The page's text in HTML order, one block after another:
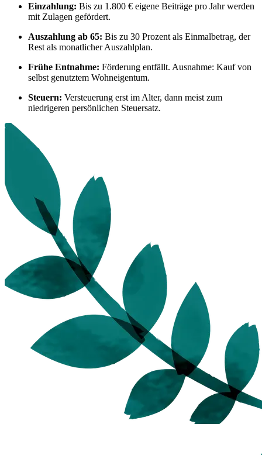
Einzahlung: Bis zu 1.800 € eigene Beiträge pro Jahr werden
mit Zulagen gefördert.
Auszahlung ab 65: Bis zu 30 Prozent als Einmalbetrag, der
Rest als monatlicher Auszahlplan.
Frühe Entnahme: Förderung entfällt. Ausnahme: Kauf von
selbst genutztem Wohneigentum.
Steuern: Versteuerung erst im Alter, dann meist zum
niedrigeren persönlichen Steuersatz.